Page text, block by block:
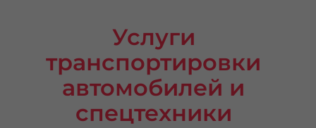
Услуги
транспортировки
автомобилей и
спецтехники